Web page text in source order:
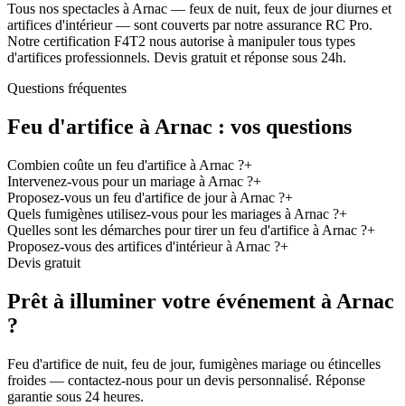
Tous nos spectacles à Arnac — feux de nuit, feux de jour diurnes et
artifices d'intérieur — sont couverts par notre assurance RC Pro.
Notre certification F4T2 nous autorise à manipuler tous types
d'artifices professionnels. Devis gratuit et réponse sous 24h.
Questions fréquentes
Feu d'artifice àArnac : vos questions
Combien coûte un feu d'artifice à Arnac ?+
Intervenez-vous pour un mariage à Arnac ?+
Proposez-vous un feu d'artifice de jour à Arnac ?+
Quels fumigènes utilisez-vous pour les mariages à Arnac ?+
Quelles sont les démarches pour tirer un feu d'artifice à Arnac ?+
Proposez-vous des artifices d'intérieur à Arnac ?+
Devis gratuit
Prêt à illuminer votre événement à Arnac
?
Feu d'artifice de nuit, feu de jour, fumigènes mariage ou étincelles
froides — contactez-nous pour un devis personnalisé. Réponse
garantie sous 24 heures.